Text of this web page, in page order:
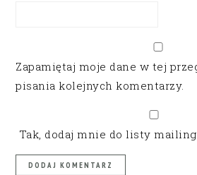
Zapamiętaj moje dane w tej
pisania kolejnych komentarzy.
Tak, dodaj mnie do listy